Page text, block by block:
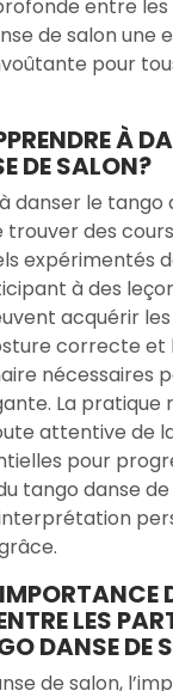
entre
de salon une
pour
À
DE SALON?
danser le tango
trouver des
expérimentés
à des
acquérir
correcte et
nécessaires
La pratique
attentive de
pour
tango danse
LES
DANSE DE
de salon,